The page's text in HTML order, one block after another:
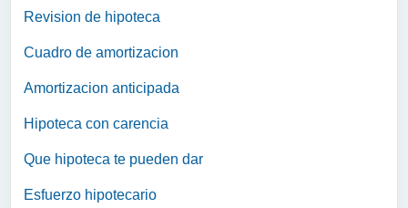
Revision de hipoteca
Cuadro de amortizacion
Amortizacion anticipada
Hipoteca con carencia
Que hipoteca te pueden dar
Esfuerzo hipotecario